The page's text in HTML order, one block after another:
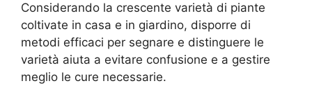
Considerando la crescente varietà di piante
coltivate in casa e in giardino, disporre di
metodi efficaci per segnare e distinguere le
varietà aiuta a evitare confusione e a gestire
meglio le cure necessarie.